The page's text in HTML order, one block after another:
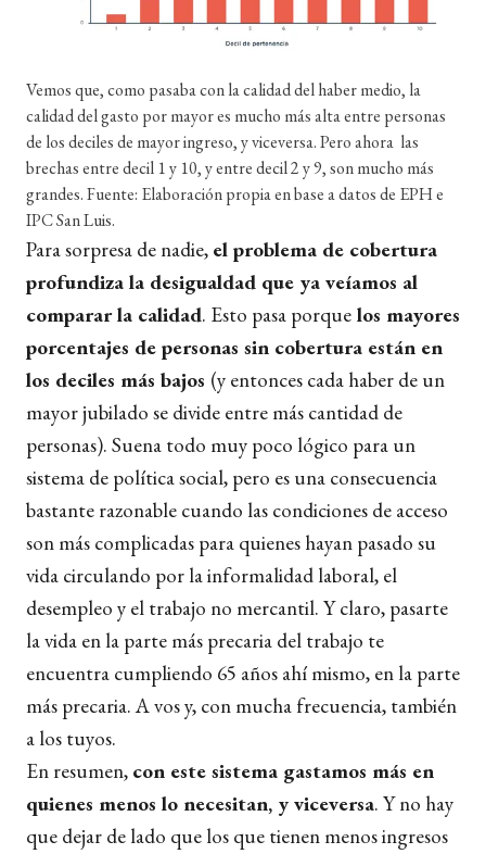
Vemos que, como pasaba con la calidad del haber medio, la
calidad del gasto por mayor es mucho más alta entre personas
de los deciles de mayor ingreso, y viceversa. Pero ahora las
brechas entre decil 1 y 10, y entre decil 2 y 9, son mucho más
grandes. Fuente: Elaboración propia en base a datos de EPH e
IPC San Luis.
Para sorpresa de nadie, el problema de cobertura
profundiza la desigualdad que ya veíamos al
comparar la calidad. Esto pasa porque los mayores
porcentajes de personas sin cobertura están en
los deciles más bajos (y entonces cada haber de un
mayor jubilado se divide entre más cantidad de
personas). Suena todo muy poco lógico para un
sistema de política social, pero es una consecuencia
bastante razonable cuando las condiciones de acceso
son más complicadas para quienes hayan pasado su
vida circulando por la informalidad laboral, el
desempleo y el trabajo no mercantil. Y claro, pasarte
la vida en la parte más precaria del trabajo te
encuentra cumpliendo 65 años ahí mismo, en la parte
más precaria. A vos y, con mucha frecuencia, también
a los tuyos.
En resumen, con este sistema gastamos más en
quienes menos lo necesitan, y viceversa. Y no hay
que dejar de lado que los que tienen menos ingresos